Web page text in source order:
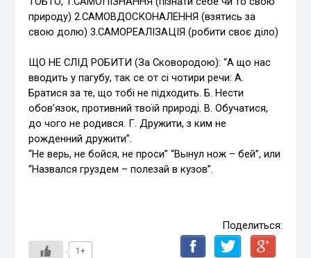
природу) 2.САМОВДОСКОНАЛЕННЯ (взятись за
свою долю) 3.САМОРЕАЛІЗАЦІЯ (робити своє діло)
ЩО НЕ СЛІД РОБИТИ (За Сковородою): “А що нас
вводить у пагубу, так се от сі чотири речи: А.
Братися за те, що тобі не підходить. Б. Нести
обов’язок, противний твоїй природі. В. Обучатися,
до чого не родився. Г. Дружити, з ким не
рожденний дружити”.
“Не верь, не бойся, не проси” “Вынул нож – бей”, или
“Назвался груздем – полезай в кузов”.
Поделиться:
1+